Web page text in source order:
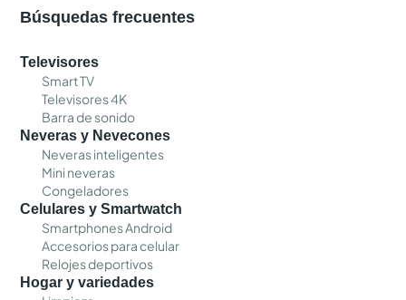
papel higienico
aceite
queso
nutribela
pollo
Búsquedas frecuentes
Televisores
Smart TV
Televisores 4K
Barra de sonido
Neveras y Nevecones
Neveras inteligentes
Mini neveras
Congeladores
Celulares y Smartwatch
Smartphones Android
Accesorios para celular
Relojes deportivos
Hogar y variedades